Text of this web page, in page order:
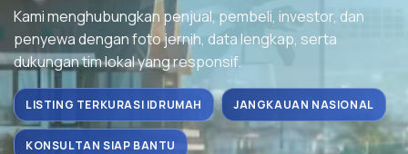
Kami menghubungkan penjual, pembeli, investor, dan
penyewa dengan foto jernih, data lengkap, serta
dukungan tim lokal yang responsif.
LISTING TERKURASI IDRUMAH JANGKAUAN NASIONAL
KONSULTAN SIAP BANTU